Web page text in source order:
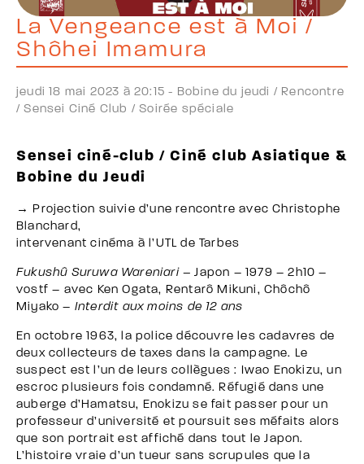
La Vengeance est à Moi /
Shôhei Imamura
jeudi 18 mai 2023 à 20:15 - Bobine du jeudi / Rencontre
/Sensei Ciné Club /Soirée spéciale
Sensei ciné-club / Ciné club Asiatique &
Bobine du Jeudi
→ Projection suivie d’une rencontre avec Christophe
Blanchard,
intervenant cinéma à l’UTL de Tarbes
Fukushû Suruwa Wareniari – Japon – 1979 – 2h10 –
vostf – avec Ken Ogata, Rentarô Mikuni, Chôchô
Miyako – Interdit aux moins de 12 ans
En octobre 1963, la police découvre les cadavres de
deux collecteurs de taxes dans la campagne. Le
suspect est l’un de leurs collègues : Iwao Enokizu, un
escroc plusieurs fois condamné. Réfugié dans une
auberge d’Hamatsu, Enokizu se fait passer pour un
professeur d’université et poursuit ses méfaits alors
que son portrait est affiché dans tout le Japon.
L’histoire vraie d’un tueur sans scrupules que la